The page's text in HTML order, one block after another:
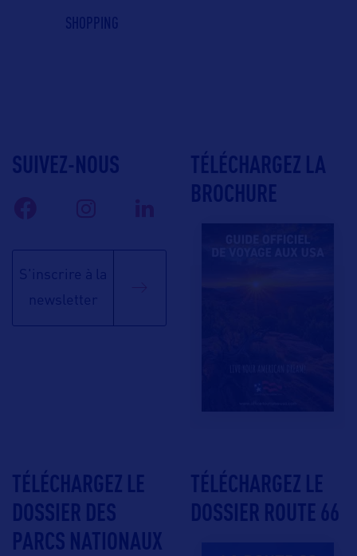
SHOPPING
SUIVEZ-NOUS
S'inscrire à la
newsletter
TÉLÉCHARGEZ LA
BROCHURE
TÉLÉCHARGEZ LE
DOSSIER DES
PARCS NATIONAUX
TÉLÉCHARGEZ LE
DOSSIER ROUTE 66